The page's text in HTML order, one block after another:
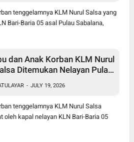
tenggelamnya KLM Nurul Salsa yang
Bari-Baria 05 asal Pulau Sabalana,
dan Anak Korban KLM Nurul
Ditemukan Nelayan Pulau
- JULY 19, 2026
tenggelamnya KLM Nurul Salsa
oleh kapal nelayan KLN Bari-Baria 05